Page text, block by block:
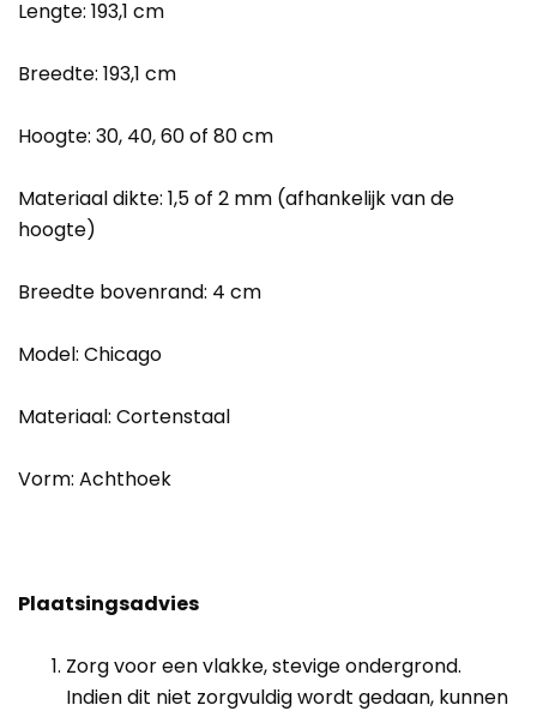
Lengte: 193,1 cm
Breedte: 193,1 cm
Hoogte: 30, 40, 60 of 80 cm
Materiaal dikte: 1,5 of 2 mm (afhankelijk van de
hoogte)
Breedte bovenrand: 4 cm
Model: Chicago
Materiaal: Cortenstaal
Vorm: Achthoek
Plaatsingsadvies
Zorg voor een vlakke, stevige ondergrond.
Indien dit niet zorgvuldig wordt gedaan, kunnen